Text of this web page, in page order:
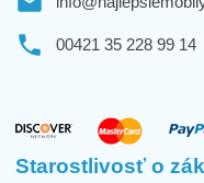
00421 35 228 99 14
Starostlivosť o